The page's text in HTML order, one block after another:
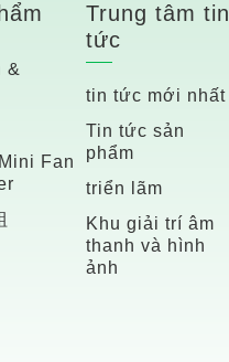
&
Fan
Trung tâm tin
tức
tin tức mới nhất
Tin tức sản
phẩm
triển lãm
Khu giải trí âm
thanh và hình
ảnh